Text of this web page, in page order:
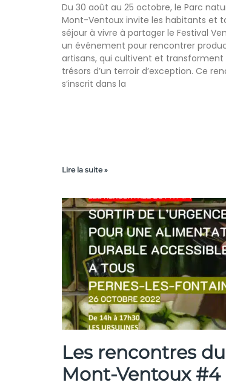
Du 30 août au 25 octobre, le Parc
Mont-Ventoux invite les habitants et
séjour à vivre à partager le Festival
un événement pour rencontrer
artisans, qui cultivent et transforment
trésors d’un terroir d’exception. Ce
s’inscrit dans la
Lire la suite »
Les rencontres
Mont-Ventoux #4